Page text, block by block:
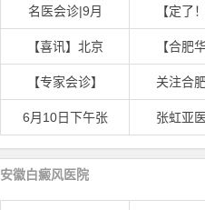
名医会诊|9月 【定了
【喜讯】北京 【合肥
【专家会诊】 关注合
6月10日下午张 张虹亚
安徽白癜风医院